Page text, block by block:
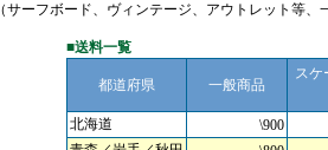
（サーフボード、ヴィンテージ、アウトレット等
■送料一覧
都道府県 一般商品
スケ
北海道
\900